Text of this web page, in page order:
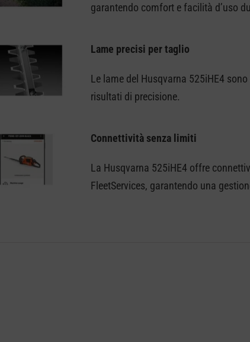
garantendo comfort e facilità d’uso
Lame precisi per taglio
Le lame del Husqvarna 525iHE4
risultati di precisione.
Connettività senza limiti
La Husqvarna 525iHE4 offre
FleetServices, garantendo una